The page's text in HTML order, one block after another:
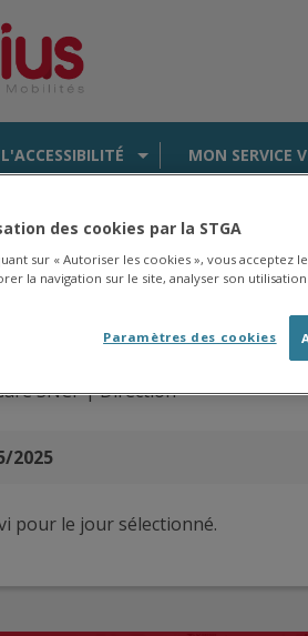
L'ACCESSIBILITÉ MON SERVICE
de la saison 2025/2026 en
SNCF |Direction
2025
pour le jour sélectionné.
des cookies par la STGA
sur « Autoriser les cookies », vous acceptez
la navigation sur le site, analyser son
Paramètres des cookies